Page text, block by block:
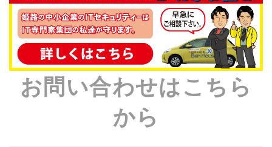
お問い合わせはこちら
から